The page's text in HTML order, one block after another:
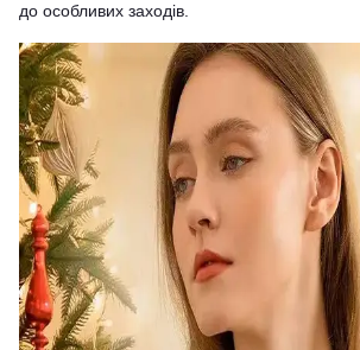
до особливих заходів.